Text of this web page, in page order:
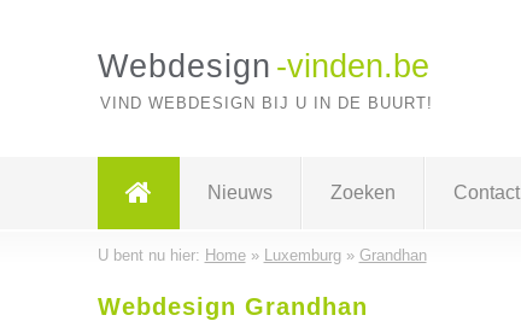
Webdesign -vinden.be
VIND WEBDESIGN BIJ U IN DE BUURT!
Nieuws Zoeken Contact
U bent nu hier: Home» Luxemburg» Grandhan
Webdesign Grandhan